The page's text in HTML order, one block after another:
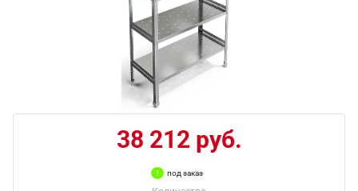
38 212 руб.
под заказ